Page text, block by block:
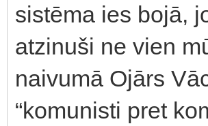
sistēma ies bojā,
atzinuši ne vien
naivumā Ojārs
“komunisti pret